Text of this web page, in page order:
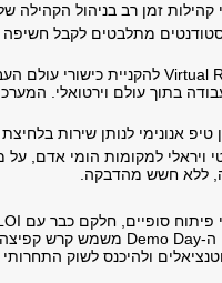
קהילות זמן רב בניהול
מתלבטים לקבל
Virtual להקניית כישורי עולם
בתוך עולם וירטואלי.
אנונימי לנותן שירות בלחיצת
ויראלי למקומות הומי אדם,
ללא חשש מהדבקה.
פיתוח סופיים, חלקם כבר עם
ה-Demo Day משמש קרש קפיצה
ולהיכנס לשוק התחרותי